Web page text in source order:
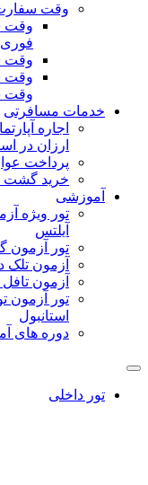
وقت
وقت
فوری
وقت
وقت
وقت
خدمات مسافرتی
اجاره
ارزان در
پرداخت
خرید گشت
آموزشی
تور ویژه
آیلتس
تور آزمون
آزمون تلک
آزمون
تور آزمون
استانبول
دوره های
تور داخلی